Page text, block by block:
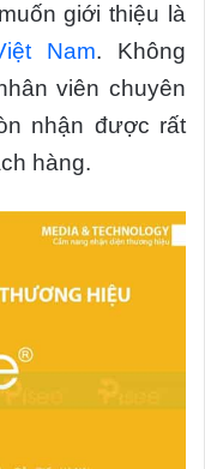
giới thiệu là
Nam. Không
viên chuyên
nhận được rất
hàng.